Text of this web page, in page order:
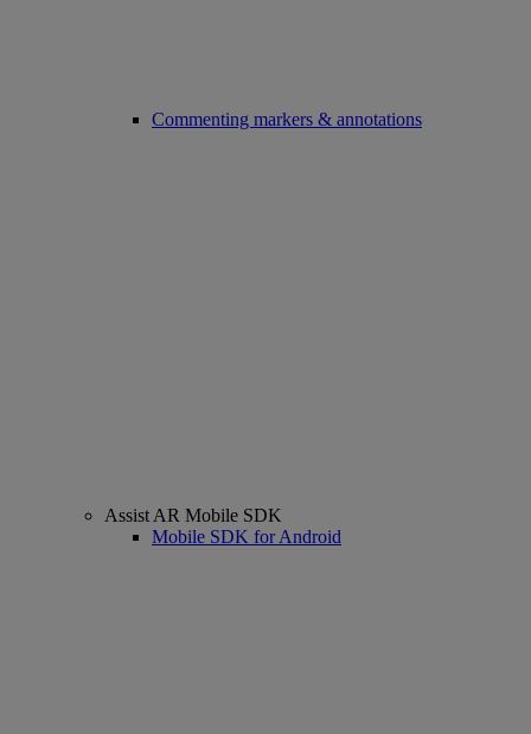
Commenting markers & annotations
Assist AR Mobile SDK
Mobile SDK for Android